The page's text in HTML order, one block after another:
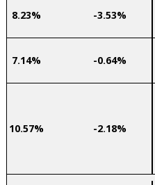
-3.53%
8.23%
-0.64%
7.14%
-2.18%
10.57%